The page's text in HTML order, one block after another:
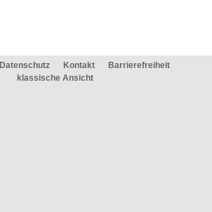
Datenschutz Kontakt
Barrierefreiheit
klassische Ansicht